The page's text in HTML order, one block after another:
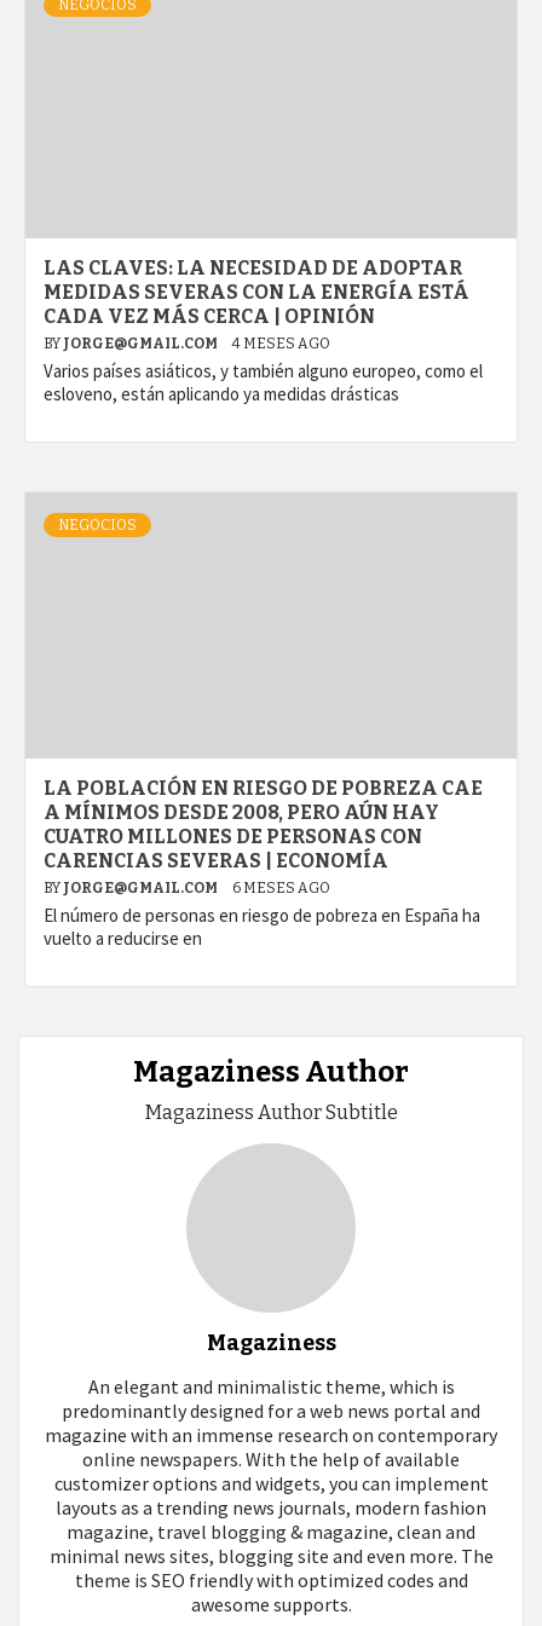
NEGOCIOS
LAS CLAVES: LA NECESIDAD DE ADOPTAR
MEDIDAS SEVERAS CON LA ENERGÍA ESTÁ
CADA VEZ MÁS CERCA | OPINIÓN
BY JORGE@GMAIL.COM 4 MESES AGO
Varios países asiáticos, y también alguno europeo, como el
esloveno, están aplicando ya medidas drásticas
NEGOCIOS
LA POBLACIÓN EN RIESGO DE POBREZA CAE
A MÍNIMOS DESDE 2008, PERO AÚN HAY
CUATRO MILLONES DE PERSONAS CON
CARENCIAS SEVERAS | ECONOMÍA
BY JORGE@GMAIL.COM 6 MESES AGO
El número de personas en riesgo de pobreza en España ha
vuelto a reducirse en
Magaziness Author
Magaziness Author Subtitle
Magaziness
An elegant and minimalistic theme, which is
predominantly designed for a web news portal and
magazine with an immense research on contemporary
online newspapers. With the help of available
customizer options and widgets, you can implement
layouts as a trending news journals, modern fashion
magazine, travel blogging & magazine, clean and
minimal news sites, blogging site and even more. The
theme is SEO friendly with optimized codes and
awesome supports.